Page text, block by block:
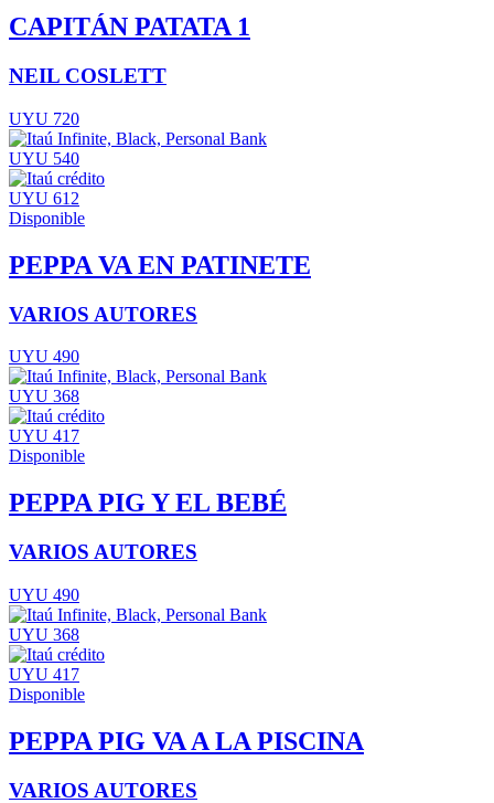
CAPITÁN PATATA 1
NEIL COSLETT
UYU 720
UYU 540
UYU 612
Disponible
PEPPA VA EN PATINETE
VARIOS AUTORES
UYU 490
UYU 368
UYU 417
Disponible
PEPPA PIG Y EL BEBÉ
VARIOS AUTORES
UYU 490
UYU 368
UYU 417
Disponible
PEPPA PIG VA A LA PISCINA
VARIOS AUTORES